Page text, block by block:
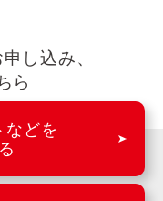
し込み、
ら
などを